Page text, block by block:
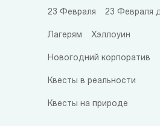
23 Февраля 23 Февраля
Лагерям Хэллоуин
Новогодний корпоратив
Квесты в реальности
Квесты на природе